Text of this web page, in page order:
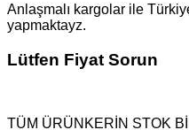
Anlaşmalı kargolar ile
yapmaktayz.
Lütfen Fiyat Sorun
TÜM ÜRÜNKERİN STOK